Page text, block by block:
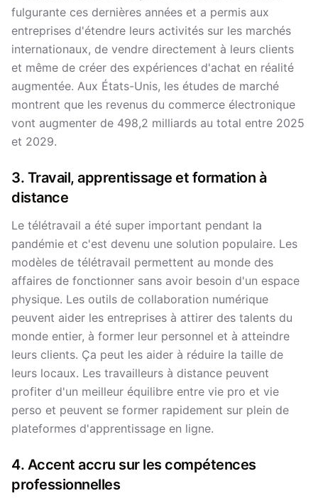
fulgurante ces dernières années et a permis aux
entreprises d'étendre leurs activités sur les marchés
internationaux, de vendre directement à leurs clients
et même de créer des expériences d'achat en réalité
augmentée. Aux États-Unis, les études de marché
montrent que les revenus du commerce électronique
vont augmenter de 498,2 milliards au total entre 2025
et 2029.
3. Travail, apprentissage et formation à
distance
Le télétravail a été super important pendant la
pandémie et c'est devenu une solution populaire. Les
modèles de télétravail permettent au monde des
affaires de fonctionner sans avoir besoin d'un espace
physique. Les outils de collaboration numérique
peuvent aider les entreprises à attirer des talents du
monde entier, à former leur personnel et à atteindre
leurs clients. Ça peut les aider à réduire la taille de
leurs locaux. Les travailleurs à distance peuvent
profiter d'un meilleur équilibre entre vie pro et vie
perso et peuvent se former rapidement sur plein de
plateformes d'apprentissage en ligne.
4. Accent accru sur les compétences
professionnelles